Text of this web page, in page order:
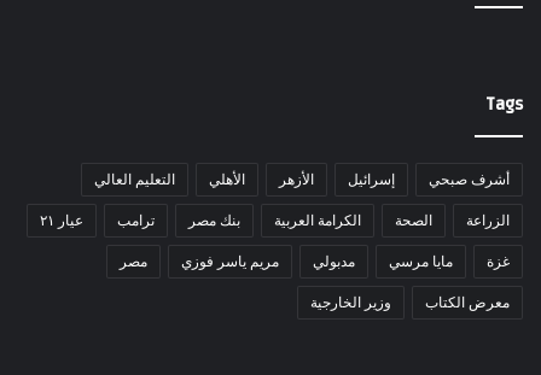
Tags
أشرف صبحي إسرائيل الأزهر الأهلي التعليم العالي
الزراعة الصحة الكرامة العربية بنك مصر ترامب عيار ٢١
غزة مايا مرسي مدبولي مريم ياسر فوزي مصر
معرض الكتاب وزير الخارجية